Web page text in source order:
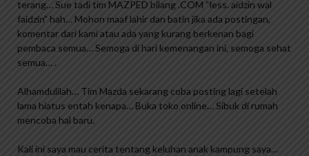
terang… Sue tadi tim MAZPED bilang .COM “less. aidzin wal
faidzin” hah… Mohon maaf lahir dan batin jika ada postingan,
komentar dari kami atau ada yang kurang berkenan bagi
pembaca semua… Semoga di hari kemenangan ini, semoga sehat
semua… .
Alhamdulilah… Tim Mazda sekarang coba posting lagi setelah
lama hiatus entah kenapa… Buka toko online… Sibuk di rumah
mencoba hal baru.
Kali ini saya mau cerita tentang keluhan anak kampung saya…